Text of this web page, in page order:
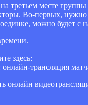
третьем месте
Во-первых,
можно будет
здесь:
трансляция
онлайн